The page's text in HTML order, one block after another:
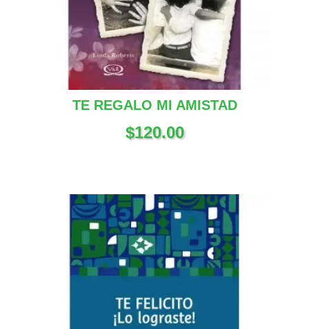
TE REGALO MI AMISTAD
$120.00